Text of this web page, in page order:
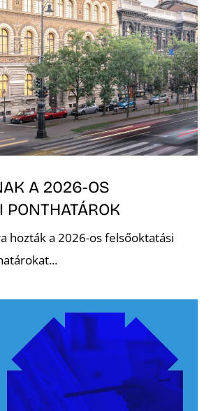
A 2026-OS
PONTHATÁROK
hozták a 2026-os felsőoktatási